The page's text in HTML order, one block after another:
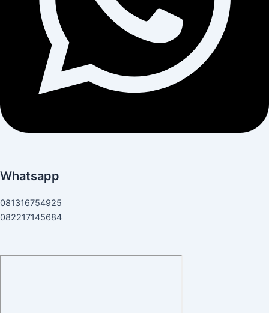
Whatsapp
081316754925
082217145684